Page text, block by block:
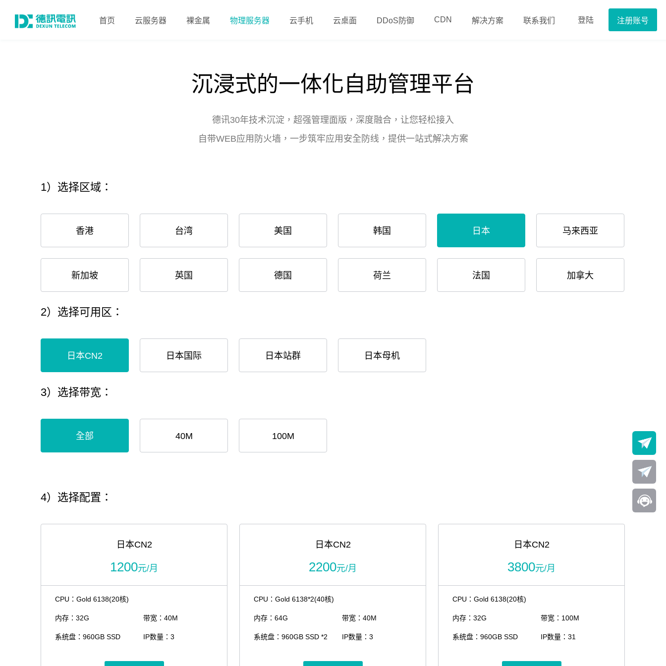
首页 云服务器 裸金属 物理服务器 云手机 云桌面 DDoS防御 CDN 解决方案 联系我们 注册账号
登陆
沉浸式的一体化自助管理平台
德讯30年技术沉淀，超强管理面版，深度融合，让您轻松接入
自带WEB应用防火墙，一步筑牢应用安全防线，提供一站式解决方案
1）选择区域：
香港 台湾 美国 韩国 日本 马来西亚
新加坡 英国 德国 荷兰 法国 加拿大
2）选择可用区：
日本CN2 日本国际 日本站群 日本母机
3）选择带宽：
全部 40M 100M
4）选择配置：
日本CN2
1200元/月
CPU：Gold 6138(20核)
内存：32G
系统盘：960GB SSD
带宽：40M
IP数量：3
日本CN2
2200元/月
CPU：Gold 6138*2(40核)
内存：64G
系统盘：960GB SSD *2
带宽：40M
IP数量：3
日本CN2
3800元/月
CPU：Gold 6138(20核)
内存：32G
系统盘：960GB SSD
带宽：100M
IP数量：31